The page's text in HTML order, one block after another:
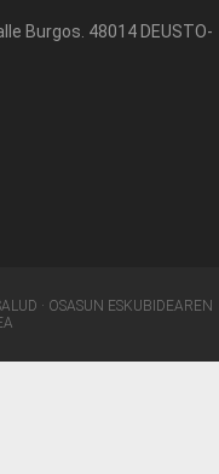
Burgos. 48014 DEUSTO-
· OSASUN ESKUBIDEAREN